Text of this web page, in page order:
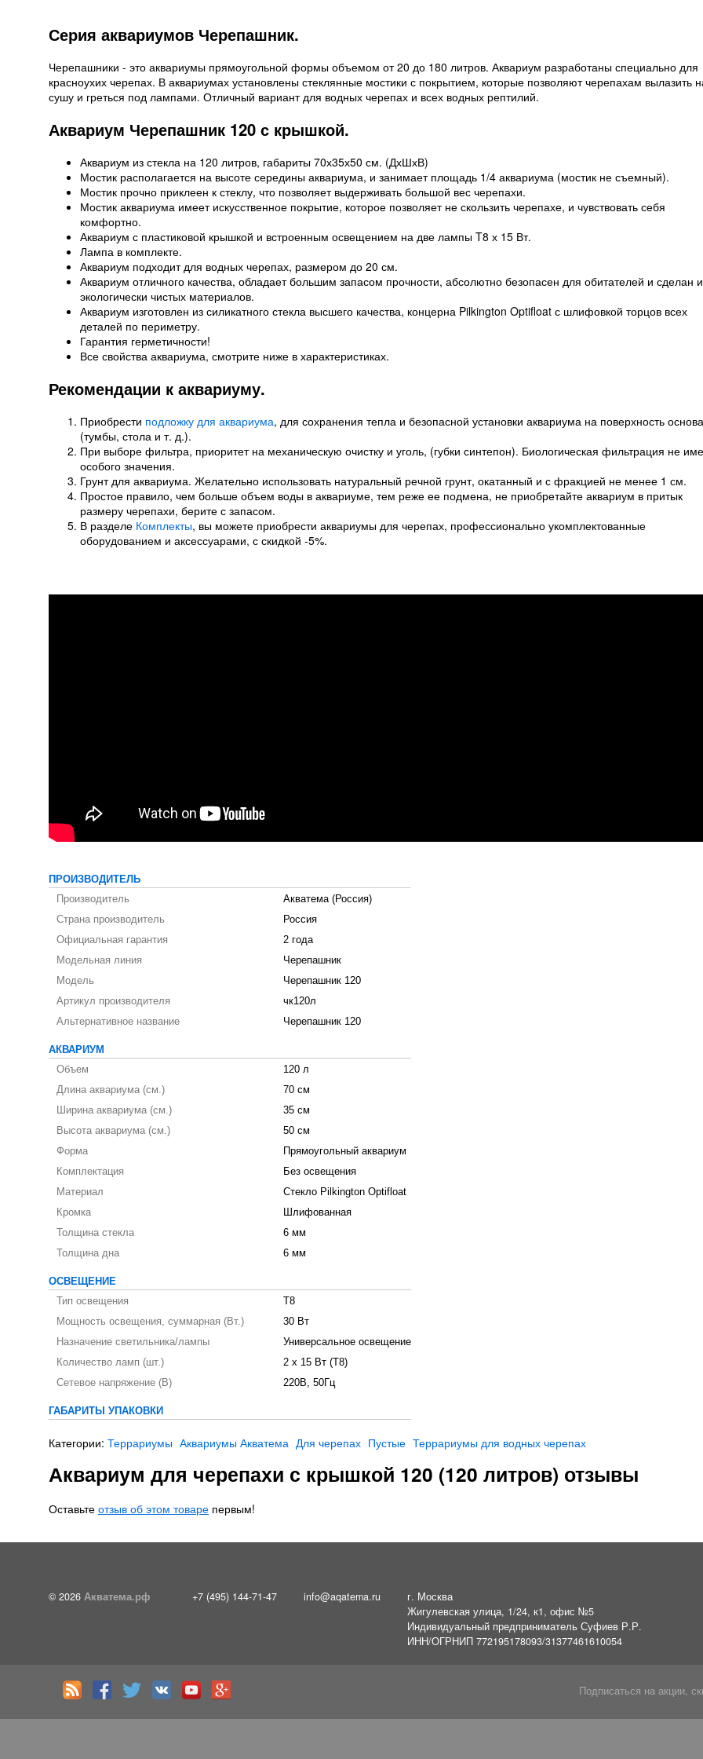
Серия аквариумов Черепашник.
Черепашники - это аквариумы прямоугольной формы объемом от 20 до 180 литров. Аквариум разработаны специально для
красноухих черепах. В аквариумах установлены стеклянные мостики с покрытием, которые позволяют черепахам вылазить
сушу и греться под лампами. Отличный вариант для водных черепах и всех водных рептилий.
Аквариум Черепашник 120 с крышкой.
Аквариум из стекла на 120 литров, габариты 70х35х50 см. (ДхШхВ)
Мостик располагается на высоте середины аквариума, и занимает площадь 1/4 аквариума (мостик не съемный).
Мостик прочно приклеен к стеклу, что позволяет выдерживать большой вес черепахи.
Мостик аквариума имеет искусственное покрытие, которое позволяет не скользить черепахе, и чувствовать себя
комфортно.
Аквариум с пластиковой крышкой и встроенным освещением на две лампы T8 х 15 Вт.
Лампа в комплекте.
Аквариум подходит для водных черепах, размером до 20 см.
Аквариум отличного качества, обладает большим запасом прочности, абсолютно безопасен для обитателей и сделан
экологически чистых материалов.
Аквариум изготовлен из силикатного стекла высшего качества, концерна Pilkington Optifloat с шлифовкой торцов всех
деталей по периметру.
Гарантия герметичности!
Все свойства аквариума, смотрите ниже в характеристиках.
Рекомендации к аквариуму.
Приобрести подложку для аквариума, для сохранения тепла и безопасной установки аквариума на поверхность
(тумбы, стола и т. д.).
При выборе фильтра, приоритет на механическую очистку и уголь, (губки синтепон). Биологическая фильтрация не
особого значения.
Грунт для аквариума. Желательно использовать натуральный речной грунт, окатанный и с фракцией не менее 1 см.
Простое правило, чем больше объем воды в аквариуме, тем реже ее подмена, не приобретайте аквариум в притык
размеру черепахи, берите с запасом.
В разделе Комплекты, вы можете приобрести аквариумы для черепах, профессионально укомплектованные
оборудованием и аксессуарами, с скидкой -5%.
ПРОИЗВОДИТЕЛЬ
Производитель
Акватема (Россия)
Страна производитель
Россия
Официальная гарантия
2 года
Модельная линия
Черепашник
Модель
Черепашник 120
Артикул производителя
чк120л
Альтернативное название
Черепашник 120
АКВАРИУМ
Объем
120 л
Длина аквариума (см.)
70 см
Ширина аквариума (см.)
35 см
Высота аквариума (см.)
50 см
Форма
Прямоугольный аквариум
Комплектация
Без освещения
Материал
Стекло Pilkington Optifloat
Кромка
Шлифованная
Толщина стекла
6 мм
Толщина дна
6 мм
ОСВЕЩЕНИЕ
Тип освещения
T8
Мощность освещения, суммарная (Вт.)
30 Вт
Назначение светильника/лампы
Универсальное освещение
Количество ламп (шт.)
2 х 15 Вт (T8)
Сетевое напряжение (В)
220В, 50Гц
ГАБАРИТЫ УПАКОВКИ
Категории: Террариумы Аквариумы Акватема Для черепах Пустые Террариумы для водных черепах
Аквариум для черепахи с крышкой 120 (120 литров) отзывы
Оставьте отзыв об этом товаре первым!
© 2026 Акватема.рф +7 (495) 144-71-47 info@aqatema.ru
г. Москва
Жигулевская улица, 1/24, к1, офис №5
Индивидуальный предприниматель Суфиев Р.Р.
ИНН/ОГРНИП 772195178093/31377461610054
Подписаться на акции,